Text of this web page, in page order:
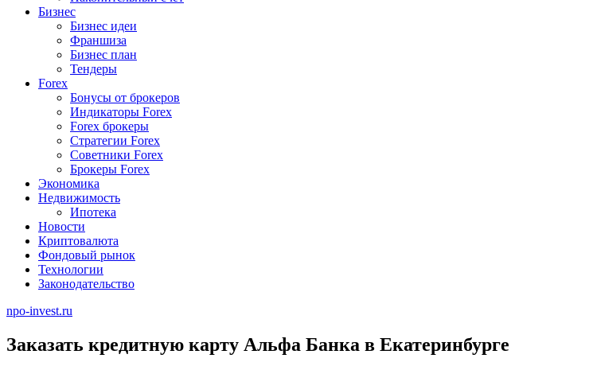
Бизнес
Бизнес идеи
Франшиза
Бизнес план
Тендеры
Forex
Бонусы от брокеров
Индикаторы Forex
Forex брокеры
Стратегии Forex
Советники Forex
Брокеры Forex
Экономика
Недвижимость
Ипотека
Новости
Криптовалюта
Фондовый рынок
Технологии
Законодательство
npo-invest.ru
Заказать кредитную карту Альфа Банка в Екатеринбурге